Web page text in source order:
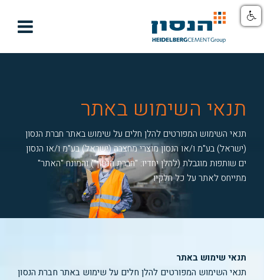

תנאי השימוש באתר
תנאי השימוש המפורטים להלן חלים על שימוש באתר חברת הנסון
(ישראל) בע"מ ו/או הנסון מוצרי מחצבה (ישראל) בע"מ ו/או הנסון
ים שותפות מוגבלת (להלן יחדיו: "חברת הנסון") והמונח "האתר"
מתייחס לאתר על כל חלקיו
תנאי שימוש באתר
תנאי השימוש המפורטים להלן חלים על שימוש באתר חברת הנסון